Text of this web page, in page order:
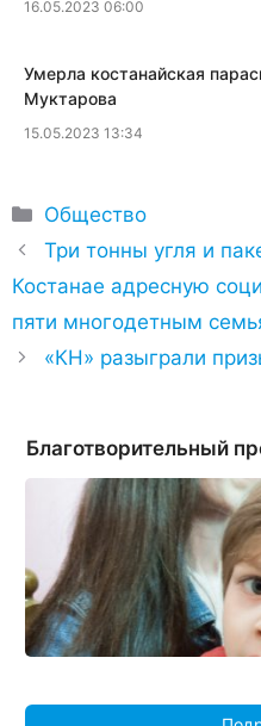
16.05.2023 06:00
​Умерла костанайская
Муктарова
15.05.2023 13:34
Рубрики
Общество
Три тонны угля и
Костанае адресную
пяти многодетным
«КН» разыграли
Благотворительный